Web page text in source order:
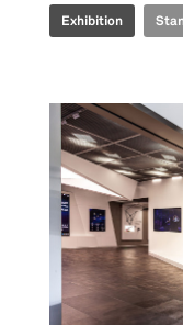
Exhibition